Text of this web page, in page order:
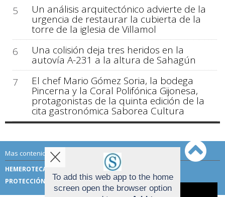
5
Un análisis arquitectónico advierte de la
urgencia de restaurar la cubierta de la
torre de la iglesia de Villamol
6
Una colisión deja tres heridos en la
autovía A-231 a la altura de Sahagún
7
El chef Mario Gómez Soria, la bodega
Pincerna y la Coral Polifónica Gijonesa,
protagonistas de la quinta edición de la
cita gastronómica Saborea Cultura
Mas contenido de Sahagún Digital:
HEMEROTECA
TÉRMINOS DE USO
PROTECCIÓN DE DATOSTo add this web app to the home
screen open the browser option
Aviso sobre el Uso de cookies: